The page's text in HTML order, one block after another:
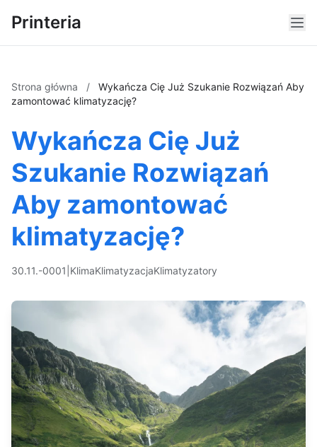
Printeria
Strona główna /
Wykańcza Cię Już Szukanie Rozwiązań Aby
zamontować klimatyzację?
Wykańcza Cię Już
Szukanie Rozwiązań
Aby zamontować
klimatyzację?
30.11.-0001 KlimaKlimatyzacjaKlimatyzatory